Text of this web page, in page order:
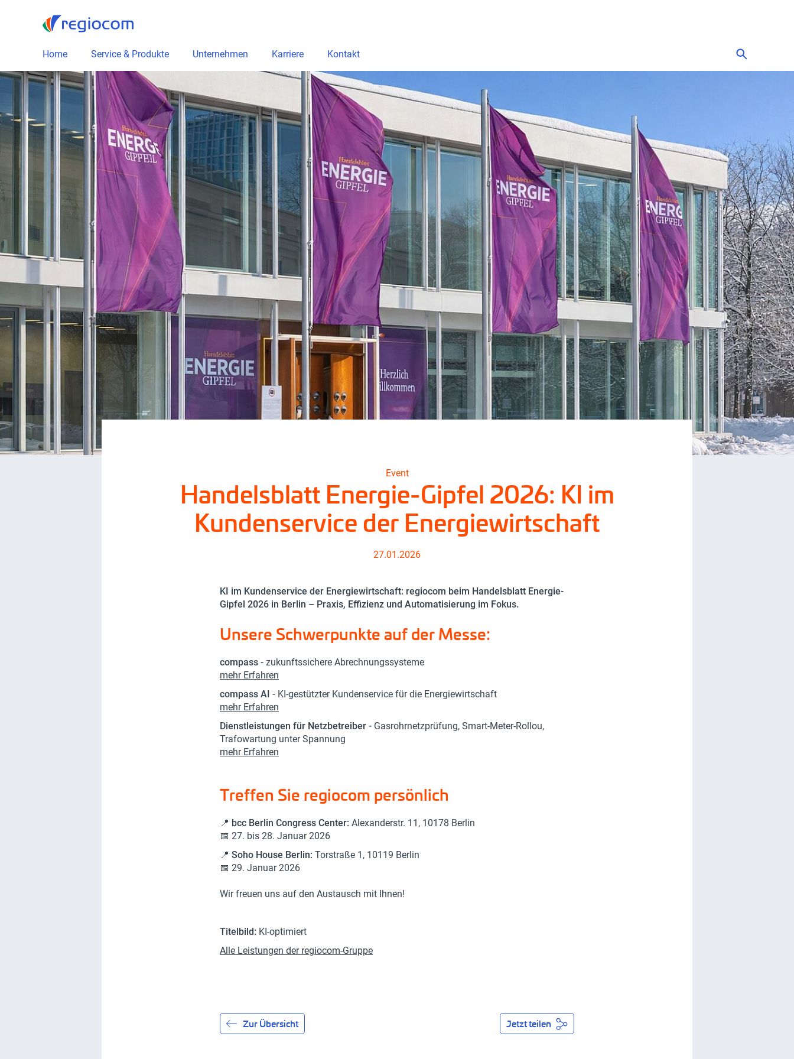
Home Service & Produkte Unternehmen Karriere Kontakt
Event
Handelsblatt Energie-Gipfel 2026: KI im
Kundenservice der Energiewirtschaft
27.01.2026
KI im Kundenservice der Energiewirtschaft: regiocom beim Handelsblatt Energie-
Gipfel 2026 in Berlin – Praxis, Effizienz und Automatisierung im Fokus.
Unsere Schwerpunkte auf der Messe:
compass - zukunftssichere Abrechnungssysteme
mehr Erfahren
compass AI - KI‑gestützter Kundenservice für die Energiewirtschaft
mehr Erfahren
Dienstleistungen für Netzbetreiber - Gasrohrnetzprüfung, Smart-Meter-Rollou,
Trafowartung unter Spannung
mehr Erfahren
Treffen Sie regiocom persönlich
📍 bcc Berlin Congress Center: Alexanderstr. 11, 10178 Berlin
📅 27. bis 28. Januar 2026
📍 Soho House Berlin: Torstraße 1, 10119 Berlin
📅 29. Januar 2026
Wir freuen uns auf den Austausch mit Ihnen!
Titelbild: KI-optimiert
Alle Leistungen der regiocom-Gruppe
Zur Übersicht Jetzt teilen